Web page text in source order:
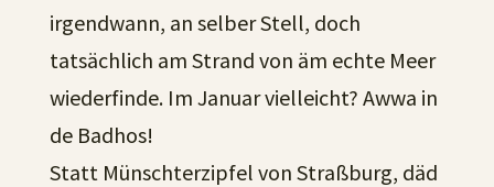
irgendwann, an selber Stell, doch
tatsächlich am Strand von äm echte Meer
wiederfinde. Im Januar vielleicht? Awwa in
de Badhos!
Statt Münschterzipfel von Straßburg, däd